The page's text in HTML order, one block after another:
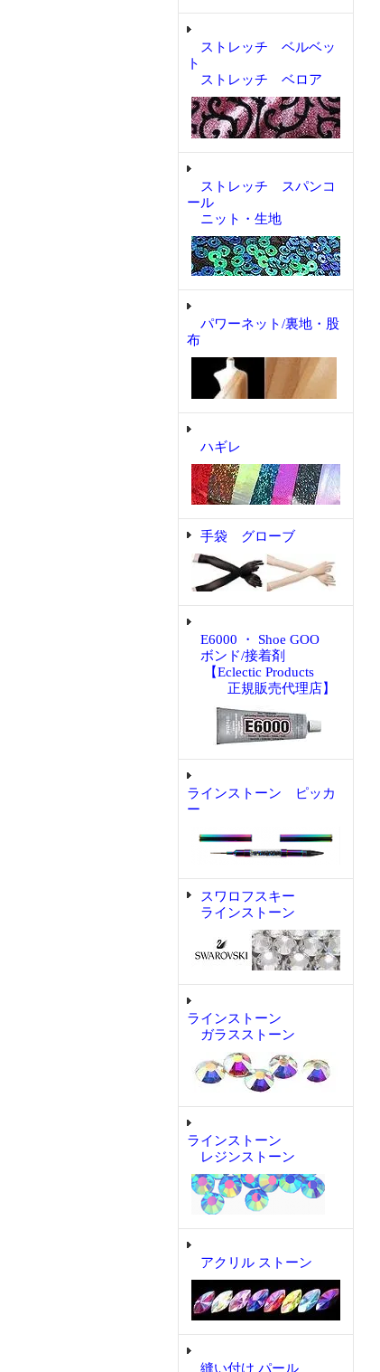
ストレッチ ベルベッ
ト
ストレッチ ベロア
ストレッチ スパンコ
ール
ニット・生地
パワーネット/裏地・股
布
ハギレ
手袋 グローブ
E6000 ・ Shoe GOO
ボンド/接着剤
【Eclectic Products
正規販売代理店】
ラインストーン ピッカ
ー
スワロフスキー
ラインストーン
ラインストーン
ガラスストーン
ラインストーン
レジンストーン
アクリル ストーン
縫い付け パール